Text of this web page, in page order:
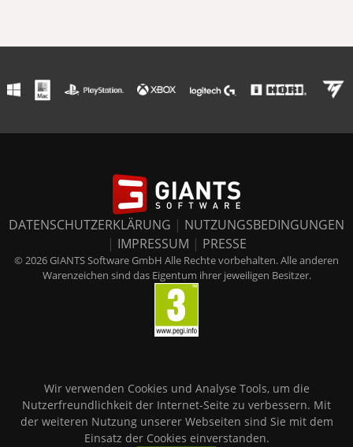
DATENSCHUTZERKLÄRUNG | NUTZUNGSBEDINGUNGEN
| IMPRESSUM | PRESSE
© 2026 GIANTS Software GmbH Alle Rechte vorbehalten. Alle anderen
Warenzeichen sind das Eigentum ihrer jeweiligen Besitzer.
Wir verwenden Cookies und Analyse Tools, um die
Nutzerfreundlichkeit der Internet-Seite zu verbessern. Mit
der weiteren Nutzung unserer Webseiten sind Sie mit dem
Einsatz der Cookies einverstanden.